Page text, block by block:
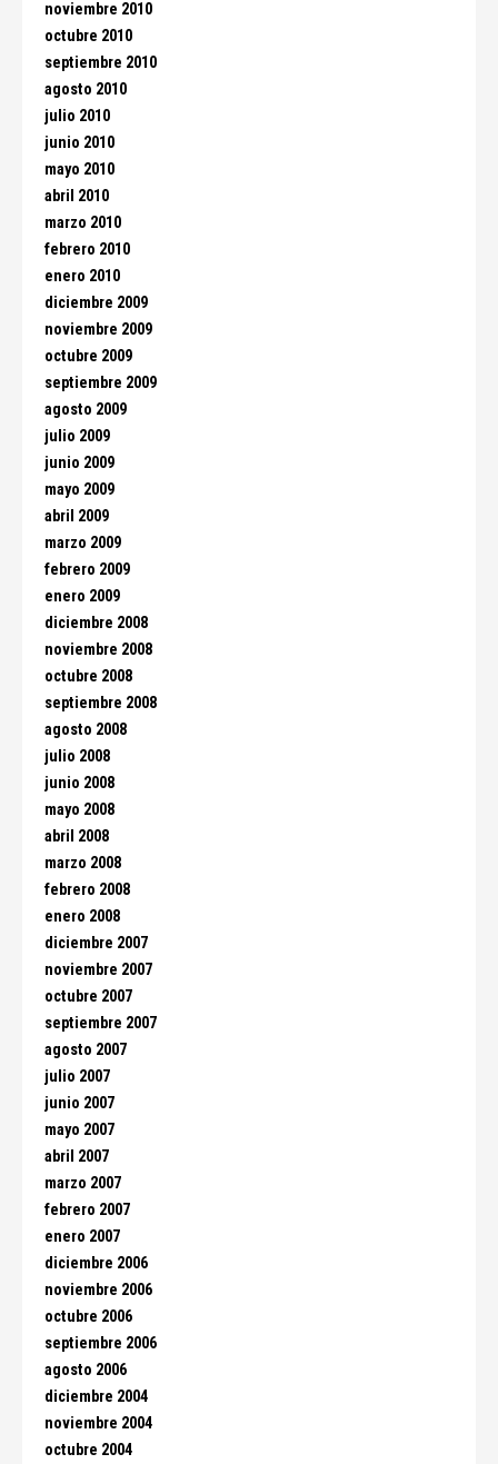
noviembre 2010
octubre 2010
septiembre 2010
agosto 2010
julio 2010
junio 2010
mayo 2010
abril 2010
marzo 2010
febrero 2010
enero 2010
diciembre 2009
noviembre 2009
octubre 2009
septiembre 2009
agosto 2009
julio 2009
junio 2009
mayo 2009
abril 2009
marzo 2009
febrero 2009
enero 2009
diciembre 2008
noviembre 2008
octubre 2008
septiembre 2008
agosto 2008
julio 2008
junio 2008
mayo 2008
abril 2008
marzo 2008
febrero 2008
enero 2008
diciembre 2007
noviembre 2007
octubre 2007
septiembre 2007
agosto 2007
julio 2007
junio 2007
mayo 2007
abril 2007
marzo 2007
febrero 2007
enero 2007
diciembre 2006
noviembre 2006
octubre 2006
septiembre 2006
agosto 2006
diciembre 2004
noviembre 2004
octubre 2004